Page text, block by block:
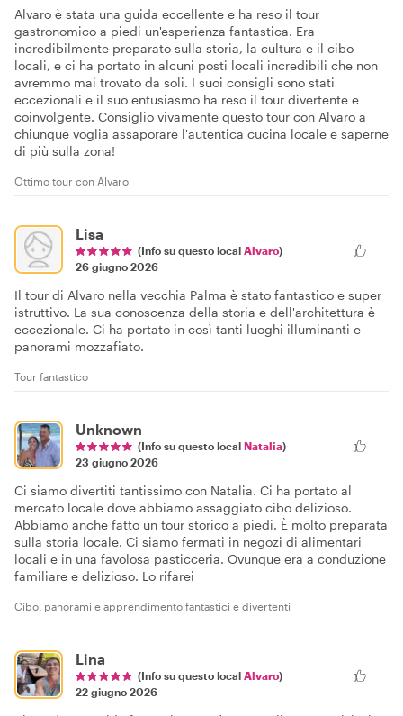
Alvaro è stata una guida eccellente e ha reso il tour
gastronomico a piedi un'esperienza fantastica. Era
incredibilmente preparato sulla storia, la cultura e il cibo
locali, e ci ha portato in alcuni posti locali incredibili che non
avremmo mai trovato da soli. I suoi consigli sono stati
eccezionali e il suo entusiasmo ha reso il tour divertente e
coinvolgente. Consiglio vivamente questo tour con Alvaro a
chiunque voglia assaporare l'autentica cucina locale e saperne
di più sulla zona!
Ottimo tour con Alvaro
Lisa
(Info su questo local Alvaro)
26 giugno 2026
Il tour di Alvaro nella vecchia Palma è stato fantastico e super
istruttivo. La sua conoscenza della storia e dell'architettura è
eccezionale. Ci ha portato in così tanti luoghi illuminanti e
panorami mozzafiato.
Tour fantastico
Unknown
(Info su questo local Natalia)
23 giugno 2026
Ci siamo divertiti tantissimo con Natalia. Ci ha portato al
mercato locale dove abbiamo assaggiato cibo delizioso.
Abbiamo anche fatto un tour storico a piedi. È molto preparata
sulla storia locale. Ci siamo fermati in negozi di alimentari
locali e in una favolosa pasticceria. Ovunque era a conduzione
familiare e delizioso. Lo rifarei
Cibo, panorami e apprendimento fantastici e divertenti
Lina
(Info su questo local Alvaro)
22 giugno 2026